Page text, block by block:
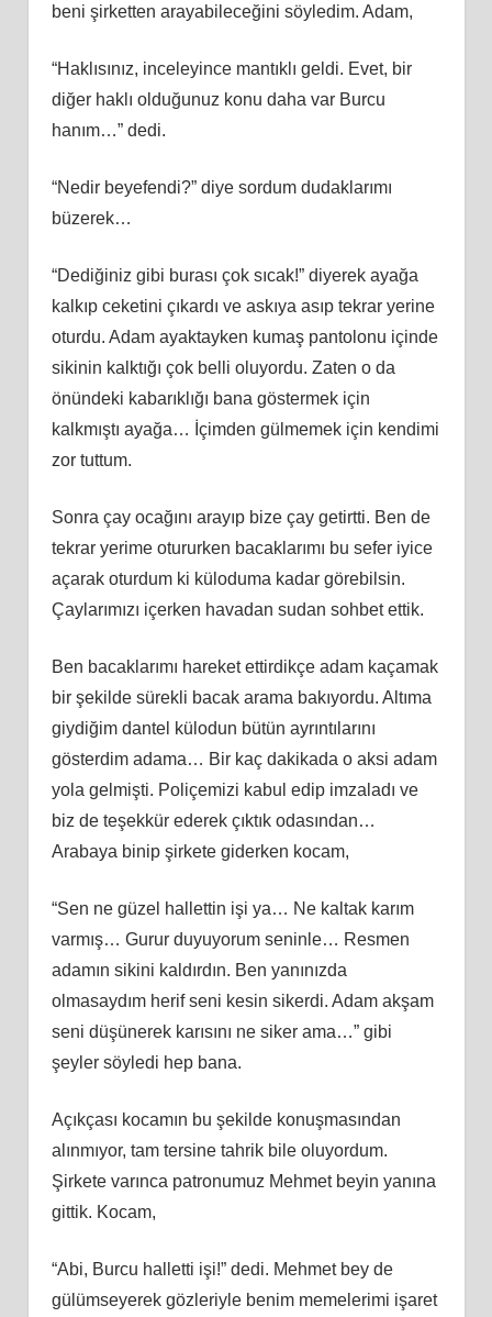
beni şirketten arayabileceğini söyledim. Adam,
“Haklısınız, inceleyince mantıklı geldi. Evet, bir
diğer haklı olduğunuz konu daha var Burcu
hanım…” dedi.
“Nedir beyefendi?” diye sordum dudaklarımı
büzerek…
“Dediğiniz gibi burası çok sıcak!” diyerek ayağa
kalkıp ceketini çıkardı ve askıya asıp tekrar yerine
oturdu. Adam ayaktayken kumaş pantolonu içinde
sikinin kalktığı çok belli oluyordu. Zaten o da
önündeki kabarıklığı bana göstermek için
kalkmıştı ayağa… İçimden gülmemek için kendimi
zor tuttum.
Sonra çay ocağını arayıp bize çay getirtti. Ben de
tekrar yerime otururken bacaklarımı bu sefer iyice
açarak oturdum ki küloduma kadar görebilsin.
Çaylarımızı içerken havadan sudan sohbet ettik.
Ben bacaklarımı hareket ettirdikçe adam kaçamak
bir şekilde sürekli bacak arama bakıyordu. Altıma
giydiğim dantel külodun bütün ayrıntılarını
gösterdim adama… Bir kaç dakikada o aksi adam
yola gelmişti. Poliçemizi kabul edip imzaladı ve
biz de teşekkür ederek çıktık odasından…
Arabaya binip şirkete giderken kocam,
“Sen ne güzel hallettin işi ya… Ne kaltak karım
varmış… Gurur duyuyorum seninle… Resmen
adamın sikini kaldırdın. Ben yanınızda
olmasaydım herif seni kesin sikerdi. Adam akşam
seni düşünerek karısını ne siker ama…” gibi
şeyler söyledi hep bana.
Açıkçası kocamın bu şekilde konuşmasından
alınmıyor, tam tersine tahrik bile oluyordum.
Şirkete varınca patronumuz Mehmet beyin yanına
gittik. Kocam,
“Abi, Burcu halletti işi!” dedi. Mehmet bey de
gülümseyerek gözleriyle benim memelerimi işaret